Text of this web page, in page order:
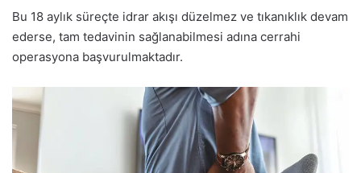
Bu 18 aylık süreçte idrar akışı düzelmez ve tıkanıklık devam
ederse, tam tedavinin sağlanabilmesi adına cerrahi
operasyona başvurulmaktadır.